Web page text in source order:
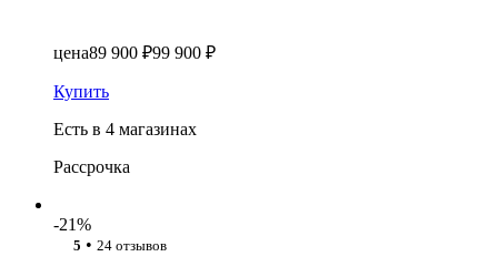
цена89 900 ₽99 900 ₽
Купить
Есть в 4 магазинах
Рассрочка
-21%
5 • 24 отзывов